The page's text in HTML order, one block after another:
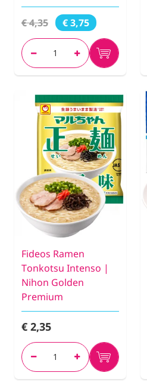
€ 4,35 € 3,75
Fideos Ramen
Tonkotsu Intenso |
Nihon Golden
Premium
€ 2,35